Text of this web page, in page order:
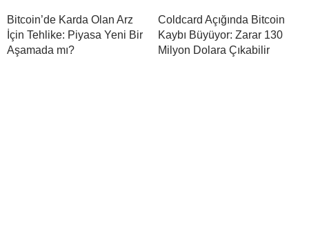
Bitcoin’de Karda Olan Arz
İçin Tehlike: Piyasa Yeni Bir
Aşamada mı?
Coldcard Açığında Bitcoin
Kaybı Büyüyor: Zarar 130
Milyon Dolara Çıkabilir